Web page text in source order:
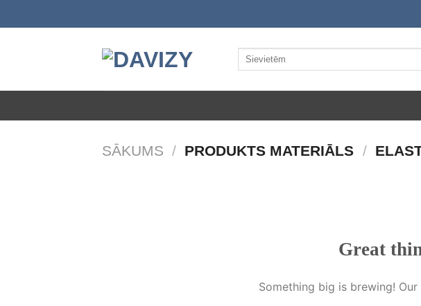
to
Meklēt:
SĀKUMS / PRODUKTS MATERIĀLS /
Great
Something big is brewing!